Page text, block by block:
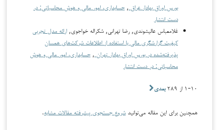
بورس اوراق بهادار عراق , حسابداری، امور مالی و هوش محاسباتی: در
دست انتشار
غلامعباس عالیشوندی, رضا تهرانی, شکراله خواجوی, ارائه مدل تجربی
کیفیت گزارشگری مالی با استفاده از اطلاعات شرکت‌های همسان
پذیرفته‌شده در بورس اوراق بهادار تهران , حسابداری، امور مالی و هوش
محاسباتی: در دست انتشار
۱-۱۰ از ۲۸۹ بعدی
همچنین برای این مقاله می‌توانید شروع جستجوی پیشرفته مقالات مشابه.